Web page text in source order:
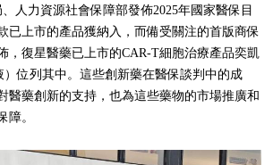
人力資源社會保障部發佈2025年國家醫保目
已上市的產品獲納入，而備受關注的首版商保
，復星醫藥已上市的CAR-T細胞治療產品奕凱
）位列其中。這些創新藥在醫保談判中的成
醫藥創新的支持，也為這些藥物的市場推廣和
障。